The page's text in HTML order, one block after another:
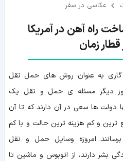
عکاسی در سفر
قطار زمان
گاری به عنوان روش های حمل نقل
دیگر مسئله ی حمل و نقل یک
ها سعی در آن دارند که تا آن
ترین و کم هزینه ترین حالت و با کم
امروزه وسایل حمل و نقل
بشر دارند، از اتوبوس و ماشین تا